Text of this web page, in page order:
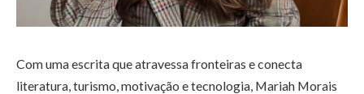
Com uma escrita que atravessa fronteiras e conecta
literatura, turismo, motivação e tecnologia, Mariah Morais